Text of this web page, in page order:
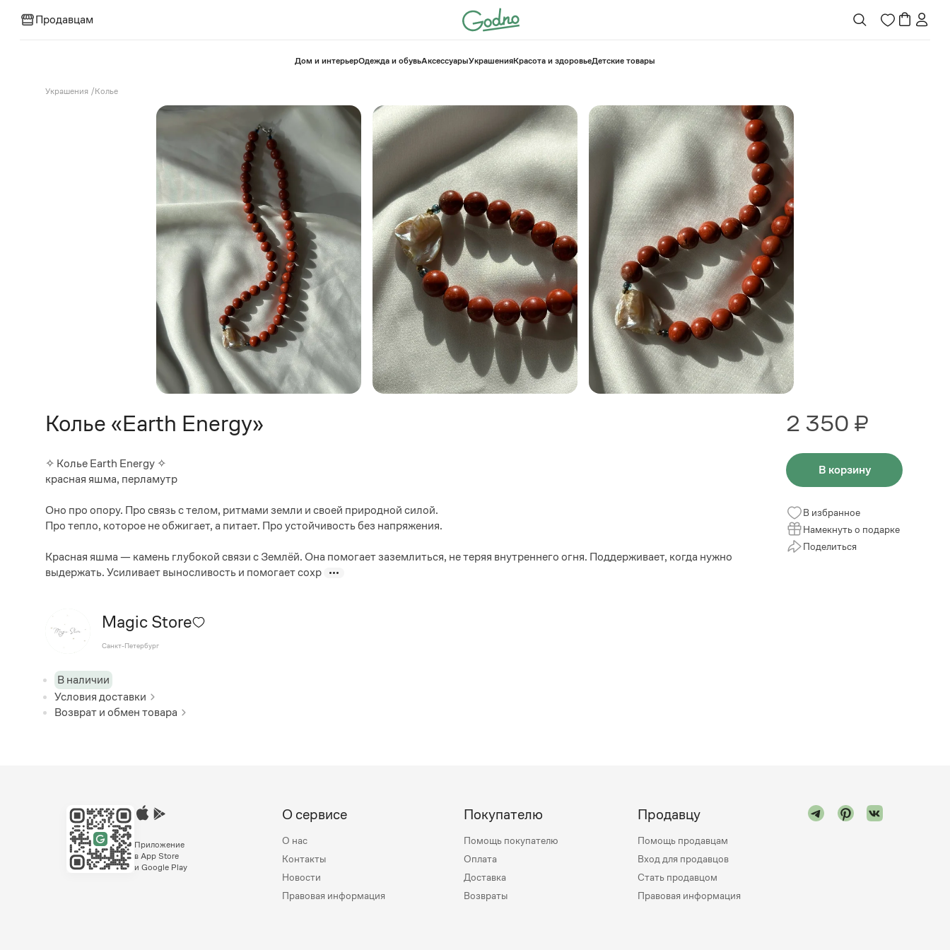
Продавцам
⁠Дом и интерьерОдежда и обувьАксессуарыУкрашенияКрасота и здоровье⁠Детские товары
Украшения /Колье
Колье «Earth Energy»
✧ Колье Earth Energy ✧
красная яшма, перламутр
Оно про опору. Про связь с телом, ритмами земли и своей природной силой.
Про тепло, которое не обжигает, а питает. Про устойчивость без напряжения.
Красная яшма — камень глубокой связи с Землёй. Она помогает заземлиться, не теряя внутреннего огня. Поддерживает, когда нужно
выдержать. Усиливает выносливость и помогает сохр
Magic Store
Санкт-Петербург
В наличии
Условия доставки
Возврат и обмен товара
2 350 ₽
В корзину
В избранное
Намекнуть о подарке
Поделиться
Приложение
в App Store
и Google Play
О сервисе
О нас
Контакты
Новости
Правовая информация
Покупателю
Помощь покупателю
Оплата
Доставка
Возвраты
Продавцу
Помощь продавцам
Вход для продавцов
Стать продавцом
Правовая информация